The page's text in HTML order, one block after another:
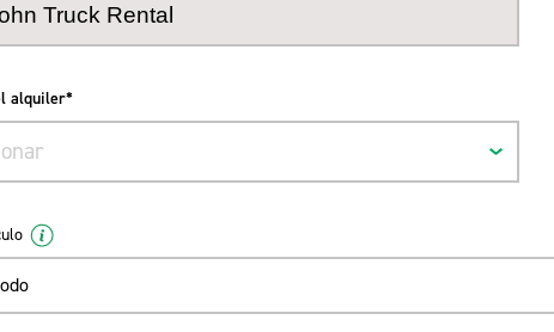
alquiler*